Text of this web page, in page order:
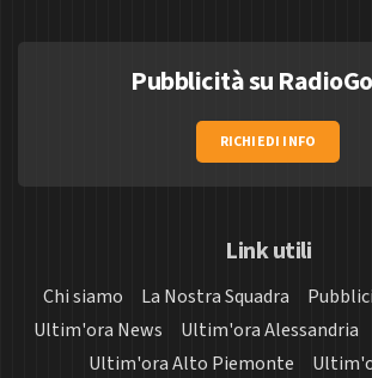
Pubblicità su
RICHIEDI INFO
Link utili
Chi siamo La Nostra Squadra
Ultim'ora News
Ultim'ora Alessandria
Ultim'ora Alto Piemonte